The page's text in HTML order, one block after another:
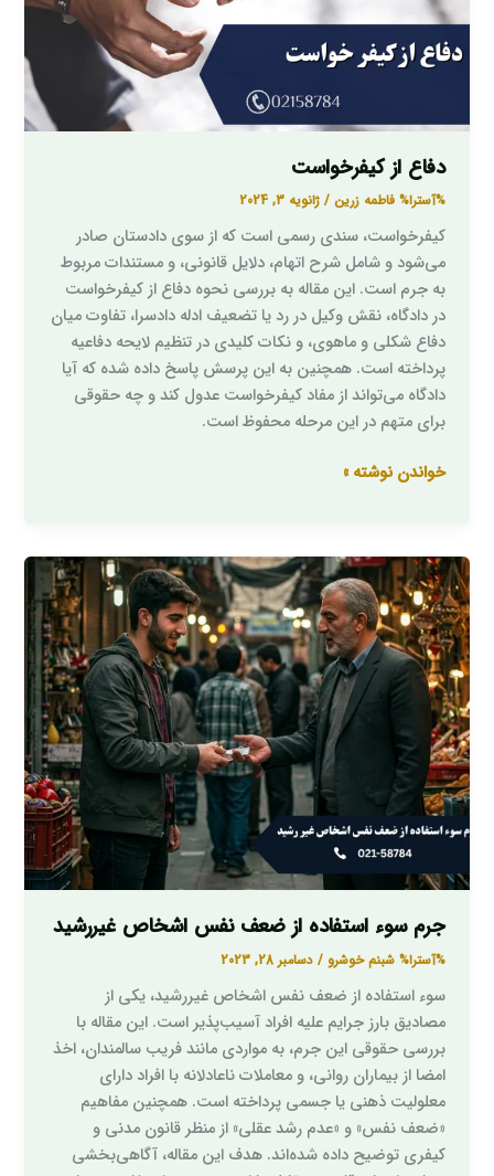
دفاع از کیفرخواست
%آسترا% فاطمه زرین/ژانویه 3, 2024
کیفرخواست، سندی رسمی است که از سوی دادستان صادر
می‌شود و شامل شرح اتهام، دلایل قانونی، و مستندات مربوط
به جرم است. این مقاله به بررسی نحوه دفاع از کیفرخواست
در دادگاه، نقش وکیل در رد یا تضعیف ادله دادسرا، تفاوت میان
دفاع شکلی و ماهوی، و نکات کلیدی در تنظیم لایحه دفاعیه
پرداخته است. همچنین به این پرسش پاسخ داده شده که آیا
دادگاه می‌تواند از مفاد کیفرخواست عدول کند و چه حقوقی
برای متهم در این مرحله محفوظ است.
خواندن نوشته »
جرم سوء استفاده از ضعف نفس اشخاص غیررشید
%آسترا% شبنم خوشرو/دسامبر 28, 2023
سوء استفاده از ضعف نفس اشخاص غیررشید، یکی از
مصادیق بارز جرایم علیه افراد آسیب‌پذیر است. این مقاله با
بررسی حقوقی این جرم، به مواردی مانند فریب سالمندان، اخذ
امضا از بیماران روانی، و معاملات ناعادلانه با افراد دارای
معلولیت ذهنی یا جسمی پرداخته است. همچنین مفاهیم
«ضعف نفس» و «عدم رشد عقلی» از منظر قانون مدنی و
کیفری توضیح داده شده‌اند. هدف این مقاله، آگاهی‌بخشی
جرم
سوء
استفاده
از
ضعف
نفس
اشخاص
غیررشید